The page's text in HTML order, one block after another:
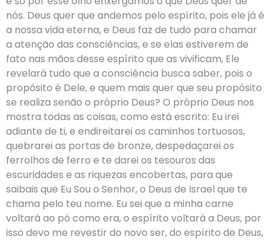
nós. Deus quer que andemos pelo espírito, pois ele já é
a nossa vida eterna, e Deus faz de tudo para chamar
a atenção das consciências, e se elas estiverem de
fato nas mãos desse espírito que as vivificam, Ele
revelará tudo que a consciência busca saber, pois o
propósito é Dele, e quem mais quer que seu propósito
se realiza senão o próprio Deus? O próprio Deus nos
mostra todas as coisas, como está escrito: Eu irei
adiante de ti, e endireitarei os caminhos tortuosos,
quebrarei as portas de bronze, despedaçarei os
ferrolhos de ferro e te darei os tesouros das
escuridades e as riquezas encobertas, para que
saibais que Eu Sou o Senhor, o Deus de Israel que te
chama pelo teu nome. Eu sei que a minha carne
voltará ao pó como era, o espírito voltará a Deus, por
isso devo me revestir do novo ser, do espírito de Deus,